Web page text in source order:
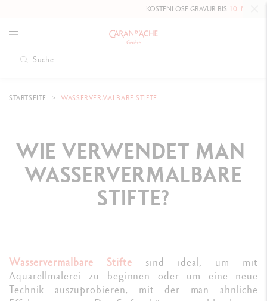
KOSTENLOSE GRAVUR BIS10. MAI 2026AUF DIE HAUTE
STARTSEITE WASSERVERMALBARE STIFTE
WIE VERWENDET MAN
WASSERVERMALBARE
STIFTE?
Wasservermalbare Stifte sind ideal, um mit
Aquarellmalerei zu beginnen oder um eine neue
Technik auszuprobieren, mit der man ähnliche